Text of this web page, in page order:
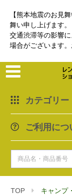
【熊本地震のお見
舞い申し上げます
交通渋滞等の影響
場合がございます
カテゴリー
ご利用につ
TOP キャンプ